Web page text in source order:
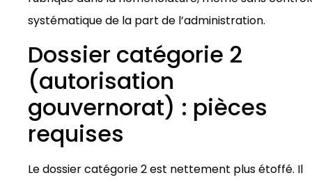
systématique de la part de l’administration.
Dossier catégorie 2
(autorisation
gouvernorat) : pièces
requises
Le dossier catégorie 2 est nettement plus étoffé. Il